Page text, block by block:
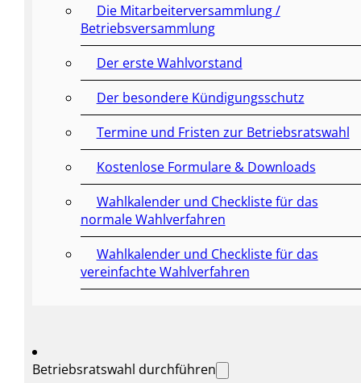
Die Mitarbeiterversammlung /
Betriebsversammlung
Der erste Wahlvorstand
Der besondere Kündigungsschutz
Termine und Fristen zur Betriebsratswahl
Kostenlose Formulare & Downloads
Wahlkalender und Checkliste für das
normale Wahlverfahren
Wahlkalender und Checkliste für das
vereinfachte Wahlverfahren
Betriebsratswahl durchführen